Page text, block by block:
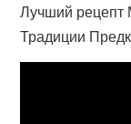
Лучший
Традиции